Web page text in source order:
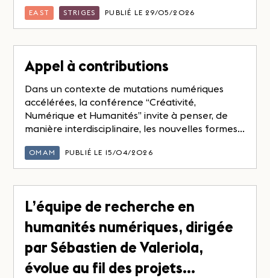
EAST STRIGES PUBLIÉ LE 29/05/2026
Appel à contributions
Dans un contexte de mutations numériques
accélérées, la conférence “Créativité,
Numérique et Humanités” invite à penser, de
manière interdisciplinaire, les nouvelles formes...
OMAM PUBLIÉ LE 15/04/2026
L’équipe de recherche en
humanités numériques, dirigée
par Sébastien de Valeriola,
évolue au fil des projets…